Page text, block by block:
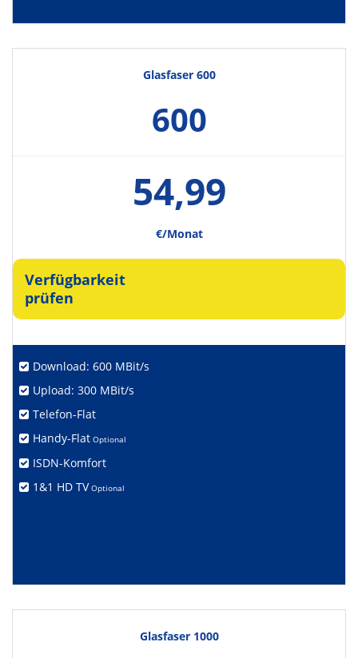
Glasfaser 600
600
54,99
€/Monat
Verfügbarkeit
prüfen
Download: 600 MBit/s
Upload: 300 MBit/s
Telefon-Flat
Handy-Flat Optional
ISDN-Komfort
1&1 HD TV Optional
Glasfaser 1000